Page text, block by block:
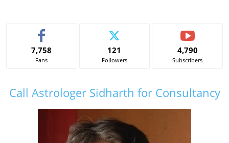
7,758
Fans
121
Followers
4,790
Subscribers
Call Astrologer Sidharth for Consultancy